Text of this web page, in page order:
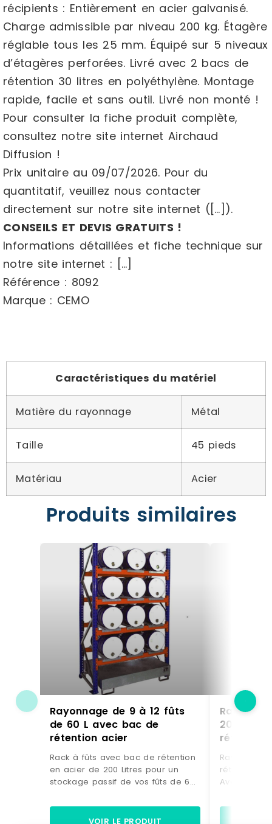
récipients : Entièrement en acier galvanisé.
Charge admissible par niveau 200 kg. Étagère
réglable tous les 25 mm. Équipé sur 5 niveaux
d’étagères perforées. Livré avec 2 bacs de
rétention 30 litres en polyéthylène. Montage
rapide, facile et sans outil. Livré non monté !
Pour consulter la fiche produit complète,
consultez notre site internet Airchaud
Diffusion !
Prix unitaire au 09/07/2026. Pour du
quantitatif, veuillez nous contacter
directement sur notre site internet ([…]).
CONSEILS ET DEVIS GRATUITS !
Informations détaillées et fiche technique sur
notre site internet : […]
Référence : 8092
Marque : CEMO
Caractéristiques du matériel
Matière du rayonnage Métal
Taille 45 pieds
Matériau Acier
Produits similaires
Rayonnage de 9 à 12 fûts
de 60 L avec bac de
rétention acier
Rack à fûts avec bac de rétention
en acier de 200 Litres pour un
stockage passif de vos fûts de 60
rétention, vous stockez sur 3 ou 4
niveaux, 9 à 12 fûts de 200 litres en
VOIR LE PRODUIT
200 L
rétention
rétention
Avec ce
niveaux, 4